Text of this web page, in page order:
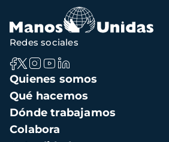
Navegación
principal
Quienes somos
Qué hacemos
Dónde trabajamos
Colabora
Redes sociales